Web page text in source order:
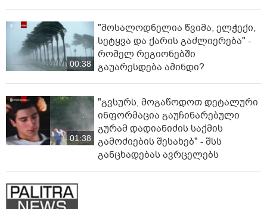
00:38
"მოსალოდნელია წვიმა, ელ­ჭე­ქი,
სე­ტყვა და ქა­რის გაძ­ლი­ე­რე­ბა" -
რომელ რეგიონებში
გაუარესდება ამინდი?
01:38
"გვსურს, მოგაწოდოთ დეტალური
ინფორმაცია გაუჩინარებული
გურამ დადიანიძის საქმის
გამოძიების შესახებ" - შსს
განცხადებას ავრცელებს